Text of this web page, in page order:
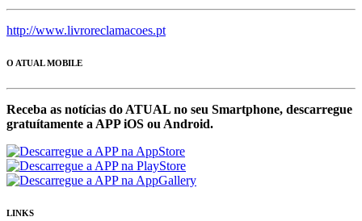
http://www.livroreclamacoes.pt
O ATUAL MOBILE
Receba as notícias do ATUAL no seu Smartphone, descarregue
gratuítamente a APP iOS ou Android.
LINKS